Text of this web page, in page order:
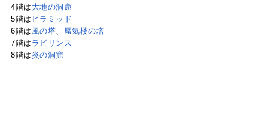
4階は 大地の洞窟
5階は ピラミッド
6階は 風の塔
蜃気楼の塔
7階は ラビリンス
8階は炎の洞窟